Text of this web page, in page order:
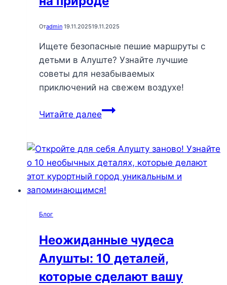
Отadmin 19.11.202519.11.2025
Ищете безопасные пешие маршруты с
детьми в Алуште? Узнайте лучшие
советы для незабываемых
приключений на свежем воздухе!
Читайте далееПешие
детьми
в
Алуште:
полезные
и
незабываемые
моменты
Блог
Неожиданные чудеса
Алушты: 10 деталей,
которые сделают вашу